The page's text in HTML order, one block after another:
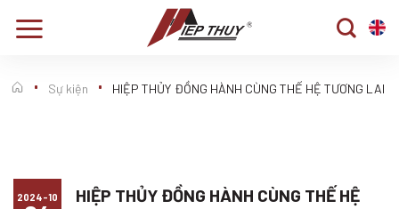
Sự kiện HIỆP THỦY ĐỒNG HÀNH CÙNG THẾ HỆ TƯƠNG LAI
2024-10
HIỆP THỦY ĐỒNG HÀNH CÙNG THẾ HỆ